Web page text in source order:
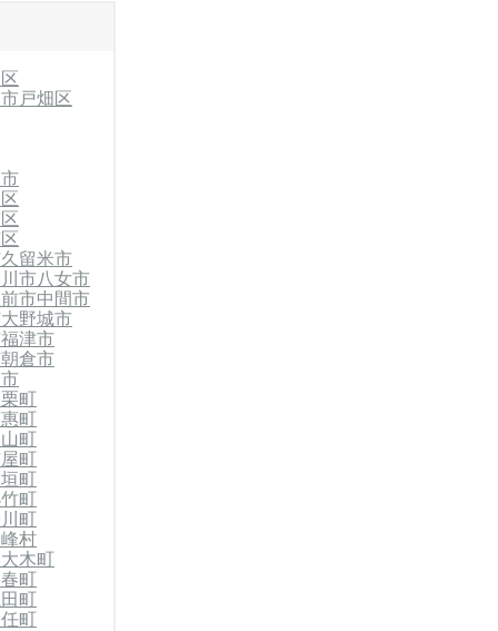
戸畑区
久留米市
市八女市
市中間市
大野城市
福津市
朝倉市
町
町
町
町
町
町
町
村
木町
町
町
町